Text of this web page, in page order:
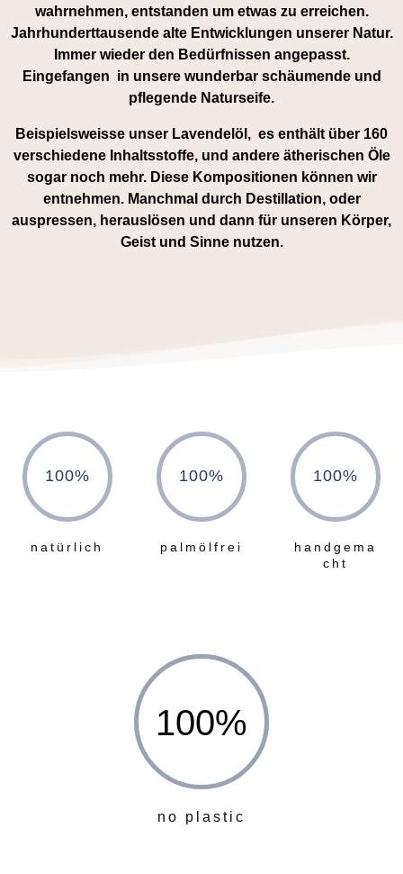
wahrnehmen, entstanden um etwas zu erreichen.
Jahrhunderttausende alte Entwicklungen unserer Natur.
Immer wieder den Bedürfnissen angepasst.
Eingefangen in unsere wunderbar schäumende und
pflegende Naturseife.
Beispielsweisse unser Lavendelöl, es enthält über 160
verschiedene Inhaltsstoffe, und andere ätherischen Öle
sogar noch mehr. Diese Kompositionen können wir
entnehmen. Manchmal durch Destillation, oder
auspressen, herauslösen und dann für unseren Körper,
Geist und Sinne nutzen.
100%
natürlich
100%
palmölfrei
100%
handgema
cht
100%
no plastic